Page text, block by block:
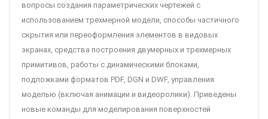
вопросы создания параметрических чертежей с
использованием трехмерной модели, способы частичного
скрытия или переоформления элементов в видовых
экранах, средства построения двумерных и трехмерных
примитивов, работы с динамическими блоками,
подложками форматов PDF, DGN и DWF, управления
моделью (включая анимации и видеоролики). Приведены
новые команды для моделирования поверхностей